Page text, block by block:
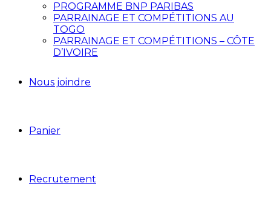
PROGRAMME BNP PARIBAS
PARRAINAGE ET COMPÉTITIONS AU
TOGO
PARRAINAGE ET COMPÉTITIONS – CÔTE
D’IVOIRE
Nous joindre
Panier
Recrutement